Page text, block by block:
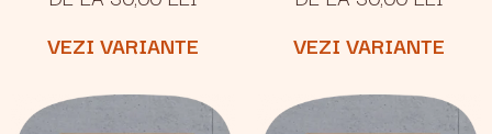
VEZI VARIANTE
KERCHANSHE
VEZI VARIANTE